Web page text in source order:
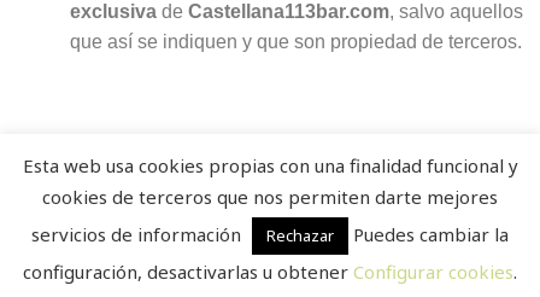
exclusiva de Castellana113bar.com, salvo aquellos
que así se indiquen y que son propiedad de terceros.
Diseñojuangmendez. Copyright © 2026
Castellana113bar· Aviso Legal|Política de privacidad
Política de cookies
Esta web usa cookies propias con una finalidad funcional y
cookies de terceros que nos permiten darte mejores
servicios de información
Rechazar
Puedes cambiar la
configuración, desactivarlas u obtener Configurar cookies.